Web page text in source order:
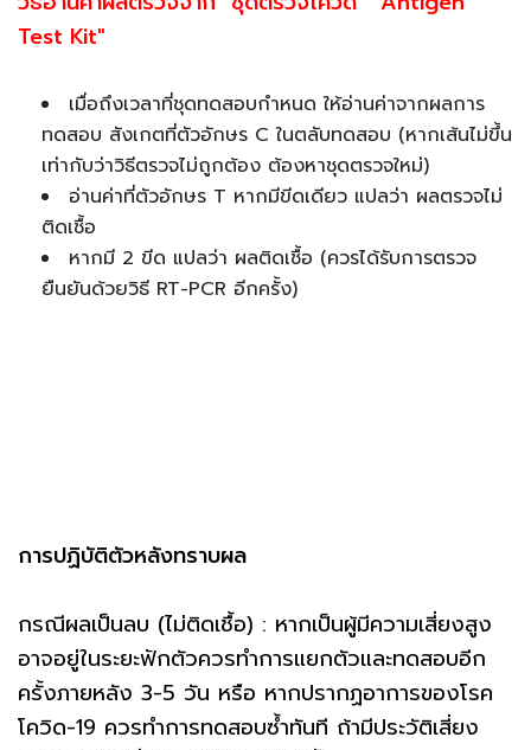
Test Kit"
เมื่อถึงเวลาที่ชุดทดสอบกำหนด ให้อ่านค่าจากผลการ
ทดสอบ สังเกตที่ตัวอักษร C ในตลับทดสอบ (หากเส้นไม่ขึ้น
เท่ากับว่าวิธีตรวจไม่ถูกต้อง ต้องหาชุดตรวจใหม่)
อ่านค่าที่ตัวอักษร T หากมีขีดเดียว แปลว่า ผลตรวจไม่
ติดเชื้อ
หากมี 2 ขีด แปลว่า ผลติดเชื้อ (ควรได้รับการตรวจ
ยืนยันด้วยวิธี RT-PCR อีกครั้ง)
การปฏิบัติตัวหลังทราบผล
กรณีผลเป็นลบ (ไม่ติดเชื้อ) : หากเป็นผู้มีความเสี่ยงสูง
อาจอยู่ในระยะฟักตัวควรทำการแยกตัวและทดสอบอีก
ครั้งภายหลัง 3-5 วัน หรือ หากปรากฏอาการของโรค
โควิด-19 ควรทำการทดสอบซ้ำทันที ถ้ามีประวัติเสี่ยง